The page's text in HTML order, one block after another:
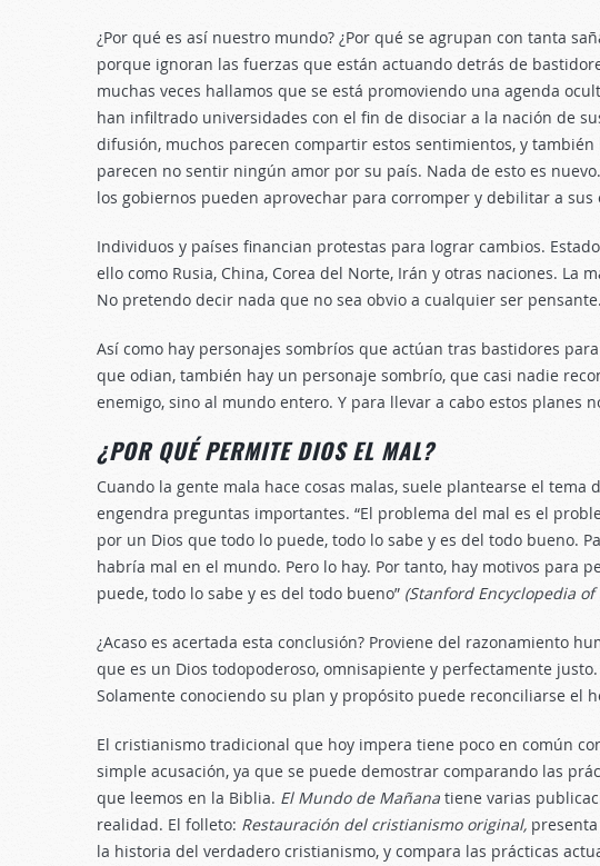
¿Por qué es así nuestro mundo? ¿Por qué se agrupan con tanta
porque ignoran las fuerzas que están actuando detrás de
muchas veces hallamos que se está promoviendo una agenda
han infiltrado universidades con el fin de disociar a la nación de
difusión, muchos parecen compartir estos sentimientos, y
parecen no sentir ningún amor por su país. Nada de esto es
los gobiernos pueden aprovechar para corromper y debilitar a sus
Individuos y países financian protestas para lograr cambios.
ello como Rusia, China, Corea del Norte, Irán y otras naciones. La
No pretendo decir nada que no sea obvio a cualquier ser
Así como hay personajes sombríos que actúan tras bastidores
que odian, también hay un personaje sombrío, que casi nadie
enemigo, sino al mundo entero. Y para llevar a cabo estos planes
¿POR QUÉ PERMITE DIOS EL MAL?
Cuando la gente mala hace cosas malas, suele plantearse el
engendra preguntas importantes. “El problema del mal es el
por un Dios que todo lo puede, todo lo sabe y es del todo bueno.
habría mal en el mundo. Pero lo hay. Por tanto, hay motivos para
puede, todo lo sabe y es del todo bueno” (Stanford Encyclopedia of
¿Acaso es acertada esta conclusión? Proviene del razonamiento
que es un Dios todopoderoso, omnisapiente y perfectamente
Solamente conociendo su plan y propósito puede reconciliarse el
El cristianismo tradicional que hoy impera tiene poco en común
simple acusación, ya que se puede demostrar comparando las
que leemos en la Biblia. El Mundo de Mañana tiene varias
realidad. El folleto: Restauración del cristianismo original,
la historia del verdadero cristianismo, y compara las prácticas